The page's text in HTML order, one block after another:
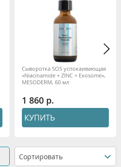
Сыворотка SOS успокаивающая
«Niacinamide + ZINC + Exosome»,
MESODERM, 60 мл
1 860
КУПИТЬ
Сортировать